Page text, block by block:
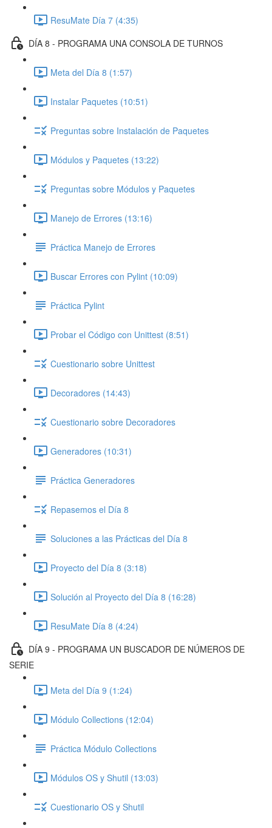
ResuMate Día 7 (4:35)
DÍA 8 - PROGRAMA UNA CONSOLA DE TURNOS
Meta del Día 8 (1:57)
Instalar Paquetes (10:51)
Preguntas sobre Instalación de Paquetes
Módulos y Paquetes (13:22)
Preguntas sobre Módulos y Paquetes
Manejo de Errores (13:16)
Práctica Manejo de Errores
Buscar Errores con Pylint (10:09)
Práctica Pylint
Probar el Código con Unittest (8:51)
Cuestionario sobre Unittest
Decoradores (14:43)
Cuestionario sobre Decoradores
Generadores (10:31)
Práctica Generadores
Repasemos el Día 8
Soluciones a las Prácticas del Día 8
Proyecto del Día 8 (3:18)
Solución al Proyecto del Día 8 (16:28)
ResuMate Día 8 (4:24)
DÍA 9 - PROGRAMA UN BUSCADOR DE NÚMEROS DE
SERIE
Meta del Día 9 (1:24)
Módulo Collections (12:04)
Práctica Módulo Collections
Módulos OS y Shutil (13:03)
Cuestionario OS y Shutil